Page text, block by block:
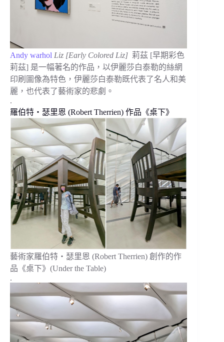
Andy warhol Liz [Early Colored Liz] 莉茲 [早期彩色
莉茲] 是一幅著名的作品，以伊麗莎白泰勒的絲網
印刷圖像為特色，伊麗莎白泰勒既代表了名人和美
麗，也代表了藝術家的悲劇。
.
羅伯特‧瑟里恩 (Robert Therrien) 作品《桌下》
藝術家羅伯特‧瑟里恩 (Robert Therrien) 創作的作
品《桌下》(Under the Table)
.